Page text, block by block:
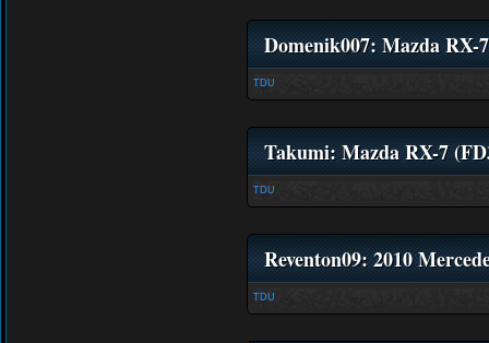
Domenik007: Mazda RX-
TDU
Takumi: Mazda RX-7
TDU
Reventon09: 2010
TDU